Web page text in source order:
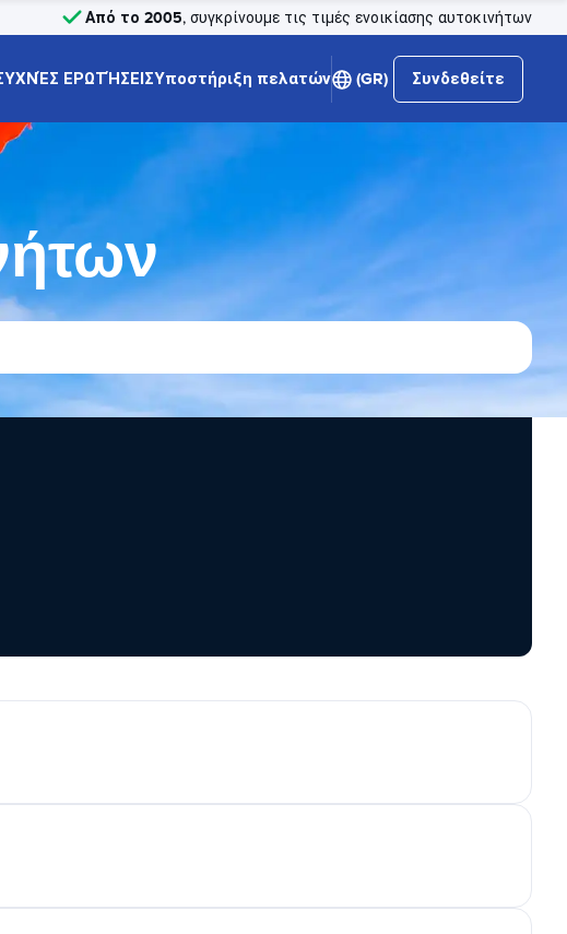
Από το 2005, συγκρίνουμε τις τιμές ενοικίασης αυτοκινήτων
ΕΡΩΤΉΣΕΙΣΥποστήριξη πελατών (GR) Συνδεθείτε